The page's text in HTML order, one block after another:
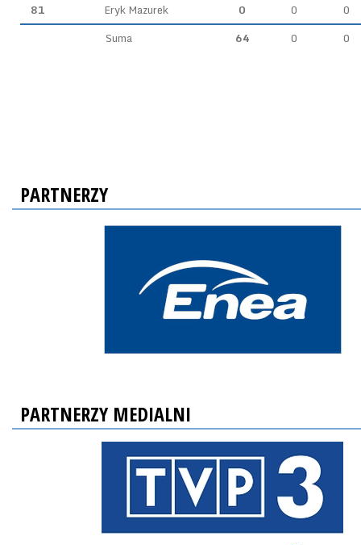
81
Eryk Mazurek 0 0
0
Suma
64 0 0
PARTNERZY
PARTNERZY MEDIALNI